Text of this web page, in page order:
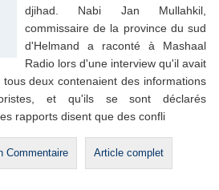
djihad. Nabi Jan Mullahkil,
commissaire de la province du sud
d'Helmand a raconté à Mashaal
Radio lors d'une interview qu'il avait
deux contenaient des informations
et qu'ils se sont déclarés
rapports disent que des confli
Commentaire Article complet